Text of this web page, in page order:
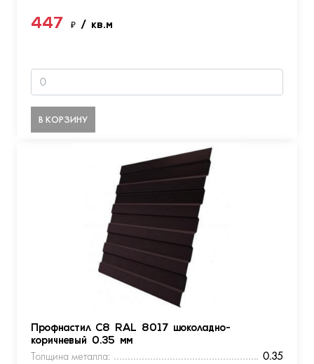
447 ₽ / кв.м
В КОРЗИНУ
Профнастил С8 RAL 8017 шоколадно-
коричневый 0.35 мм
Толщина металла:
0.35